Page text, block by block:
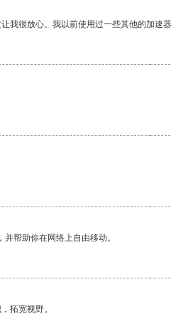
我很放心。我以前使用过一些其他的加速
帮助你在网络上自由移动。
拓宽视野。